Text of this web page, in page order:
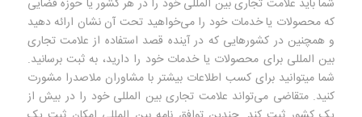
شما باید علامت تجاری بین المللی خود را در هر کشور یا حوزه قضایی
که محصولات یا خدمات خود را می‌خواهید تحت آن نشان ارائه ‌دهید
و همچنین در کشورهایی که در آینده قصد استفاده از علامت تجاری
بین المللی برای محصولات یا خدمات خود را دارید، به ثبت برسانید.
شما می‎توانید برای کسب اطلاعات بیشتر با مشاوران ملاصدرا مشورت
کنید. متقاضی می‌تواند علامت تجاری بین المللی خود را در بیش از